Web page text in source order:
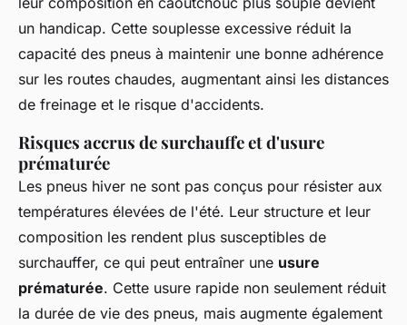
un handicap. Cette souplesse excessive réduit la
capacité des pneus à maintenir une bonne adhérence
sur les routes chaudes, augmentant ainsi les distances
de freinage et le risque d'accidents.
Risques accrus de surchauffe et d'usure
prématurée
Les pneus hiver ne sont pas conçus pour résister aux
températures élevées de l'été. Leur structure et leur
composition les rendent plus susceptibles de
surchauffer, ce qui peut entraîner une usure
prématurée. Cette usure rapide non seulement réduit
la durée de vie des pneus, mais augmente également